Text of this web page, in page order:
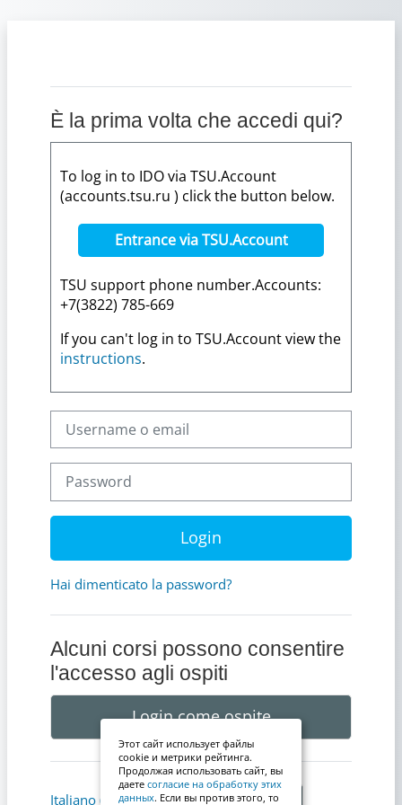
È la prima volta che accedi qui?
To log in to IDO via TSU.Account
(accounts.tsu.ru ) click the button below.
Entrance via TSU.Account
TSU support phone number.Accounts:
+7(3822) 785-669
If you can't log in to TSU.Account view the
instructions.
Login
Hai dimenticato la password?
Alcuni corsi possono consentire
l'accesso agli ospiti
Login come ospite
Italiano ‎(it)‎ Informativa cookie
Этот сайт использует файлы
cookie и метрики рейтинга.
Продолжая использовать сайт, вы
даете согласие на обработку этих
данных. Если вы против этого, то